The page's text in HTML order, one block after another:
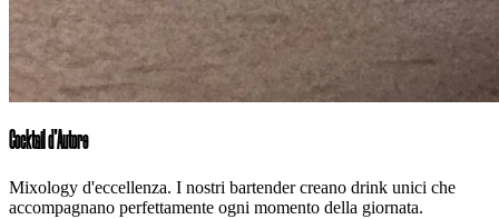
Cocktail d'Autore
Mixology d'eccellenza. I nostri bartender creano drink unici che
accompagnano perfettamente ogni momento della giornata.